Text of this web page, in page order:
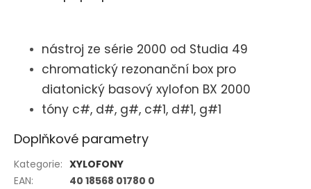
nástroj ze série 2000 od Studia 49
chromatický rezonanční box pro
diatonický basový xylofon BX 2000
tóny c#, d#, g#, c#1, d#1, g#1
Doplňkové parametry
Kategorie: XYLOFONY
EAN:
40 18568 01780 0